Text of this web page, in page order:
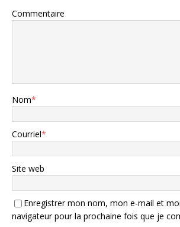
Commentaire
Nom*
Courriel*
Site web
Enregistrer mon nom, mon e-mail et
navigateur pour la prochaine fois que je